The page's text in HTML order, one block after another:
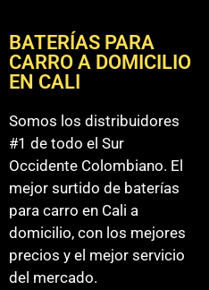
BATERÍAS PARA
CARRO A DOMICILIO
EN CALI
Somos los distribuidores
#1 de todo el Sur
Occidente Colombiano. El
mejor surtido de baterías
para carro en Cali a
domicilio, con los mejores
precios y el mejor servicio
del mercado.